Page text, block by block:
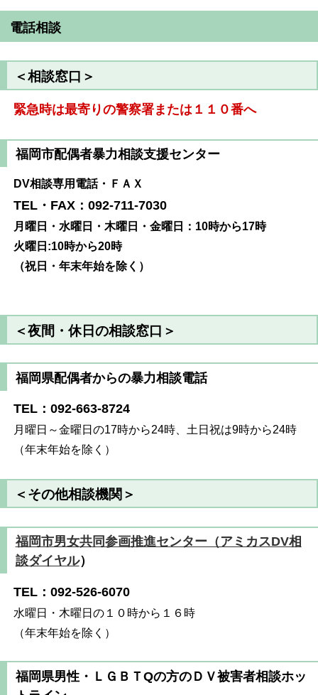
電話相談
＜相談窓口＞
緊急時は最寄りの警察署または１１０番へ
福岡市配偶者暴力相談支援センター
DV相談専用電話・ＦＡＸ
TEL・FAX：092-711-7030
月曜日・水曜日・木曜日・金曜日：10時から17時
火曜日:10時から20時
（祝日・年末年始を除く）
＜夜間・休日の相談窓口＞
福岡県配偶者からの暴力相談電話
TEL：092-663-8724
月曜日～金曜日の17時から24時、土日祝は9時から24時
（年末年始を除く）
＜その他相談機関＞
福岡市男女共同参画推進センター（アミカスDV相
談ダイヤル）
TEL：092-526-6070
水曜日・木曜日の１０時から１６時
（年末年始を除く）
福岡県男性・ＬＧＢＴQの方のＤＶ被害者相談ホッ